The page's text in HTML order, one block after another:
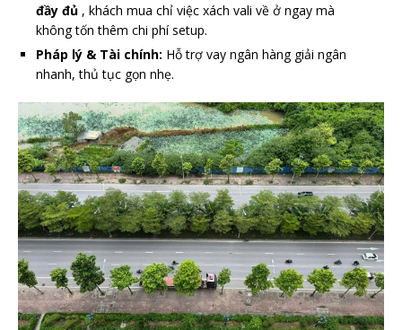
đầy đủ , khách mua chỉ việc xách vali về ở ngay mà
không tốn thêm chi phí setup.
Pháp lý & Tài chính: Hỗ trợ vay ngân hàng giải ngân
nhanh, thủ tục gọn nhẹ.